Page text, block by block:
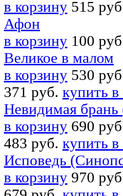
в корзину 515
Афон
в корзину 100
Великое в малом
в корзину 530
371 руб. купить
Невидимая
в корзину 690
483 руб. купить
Исповедь
в корзину 970